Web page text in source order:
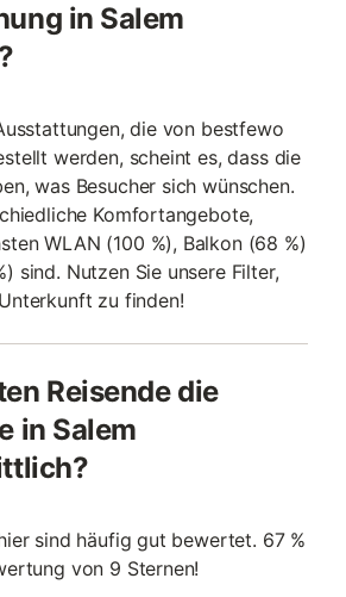
in Salem
die von bestfewo
werden, scheint es, dass die
was Besucher sich wünschen.
Komfortangebote,
WLAN (100 %), Balkon (68 %)
sind. Nutzen Sie unsere Filter,
zu finden!
Reisende die
in Salem
sind häufig gut bewertet. 67 %
von 9 Sternen!